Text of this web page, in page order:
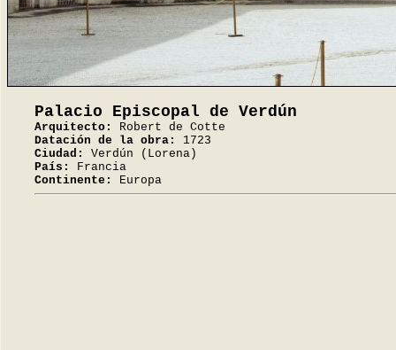
Palacio Episcopal de Verdún
Arquitecto:
Robert de Cotte
Datación de la obra:
1723
Ciudad:
Verdún (Lorena)
País:
Francia
Continente:
Europa